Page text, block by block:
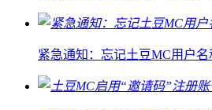
紧急通知：忘记土豆MC用户名